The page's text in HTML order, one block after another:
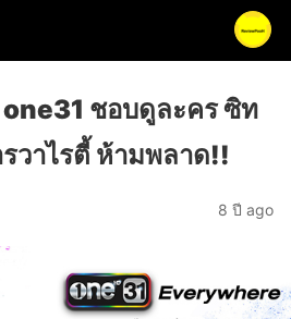
ชอบดูละคร ซิท
วาไรตี้ ห้ามพลาด!!
8 ปี ago